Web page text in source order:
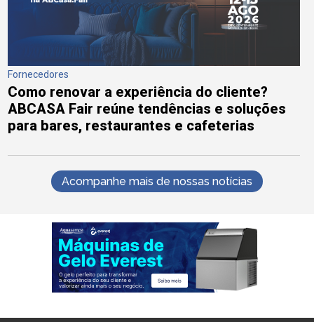
Fornecedores
Como renovar a experiência do cliente?
ABCASA Fair reúne tendências e soluções
para bares, restaurantes e cafeterias
Acompanhe mais de nossas notícias